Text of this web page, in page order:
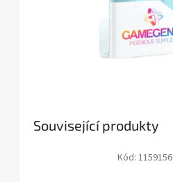
Související produkty
Kód: 1159156